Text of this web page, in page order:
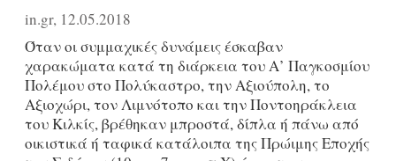
in.gr, 12.05.2018
Όταν οι συμμαχικές δυνάμεις έσκαβαν
χαρακώματα κατά τη διάρκεια του Α’ Παγκοσμίου
Πολέμου στο Πολύκαστρο, την Αξιούπολη, το
Αξιοχώρι, τον Λιμνότοπο και την Ποντοηράκλεια
του Κιλκίς, βρέθηκαν μπροστά, δίπλα ή πάνω από
οικιστικά ή ταφικά κατάλοιπα της Πρώιμης Εποχής